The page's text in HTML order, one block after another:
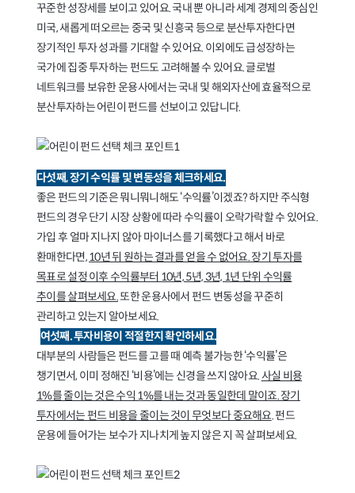
꾸준한 성장세를 보이고 있어요. 국내 뿐 아니라 세계 경제의 중심인
미국, 새롭게 떠오르는 중국 및 신흥국 등으로 분산투자한다면
장기적인 투자 성과를 기대할 수 있어요. 이외에도 급성장하는
국가에 집중 투자하는 펀드도 고려해볼 수 있어요. 글로벌
네트워크를 보유한 운용사에서는 국내 및 해외자산에 효율적으로
분산투자하는 어린이 펀드를 선보이고 있답니다.
다섯째, 장기 수익률 및 변동성을 체크하세요.
좋은 펀드의 기준은 뭐니뭐니해도 ‘수익률’이겠죠? 하지만 주식형
펀드의 경우 단기 시장 상황에 따라 수익률이 오락가락할 수 있어요.
가입 후 얼마 지나지 않아 마이너스를 기록했다고 해서 바로
환매한다면,10년 뒤 원하는 결과를 얻을 수 없어요. 장기 투자를
목표로 설정 이후 수익률부터 10년, 5년, 3년, 1년 단위 수익률
추이를 살펴보세요.또한 운용사에서 펀드 변동성을 꾸준히
관리하고 있는지 알아보세요.
여섯째. 투자비용이 적절한지 확인하세요.
대부분의 사람들은 펀드를 고를 때 예측 불가능한 ‘수익률’은
챙기면서, 이미 정해진 ‘비용’에는 신경을 쓰지 않아요.사실 비용
1%를 줄이는 것은 수익 1%를 내는 것과 동일한데 말이죠. 장기
투자에서는 펀드 비용을 줄이는 것이 무엇보다 중요해요. 펀드
운용에 들어가는 보수가 지나치게 높지 않은 지 꼭 살펴보세요.